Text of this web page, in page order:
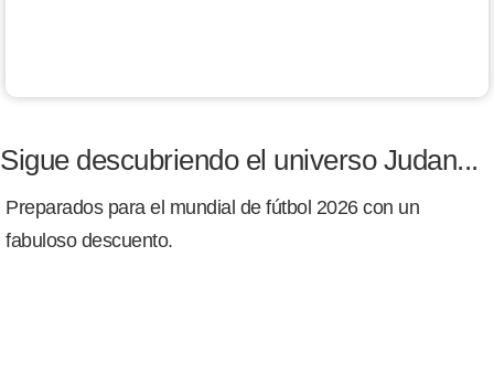
Sigue descubriendo el universo Judan...
Preparados para el mundial de fútbol 2026 con un
fabuloso descuento.